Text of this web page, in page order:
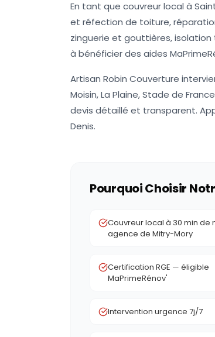
En tant que couvreur local à
et réfection de toiture,
zinguerie et gouttières, isolation
à bénéficier des aides
Artisan Robin Couverture
Moisin, La Plaine, Stade de
devis détaillé et transparent.
Denis.
Pourquoi Choisir
Couvreur local à 30 min de
agence de Mitry-Mory
Certification RGE — éligible
MaPrimeRénov'
Intervention urgence 7j/7